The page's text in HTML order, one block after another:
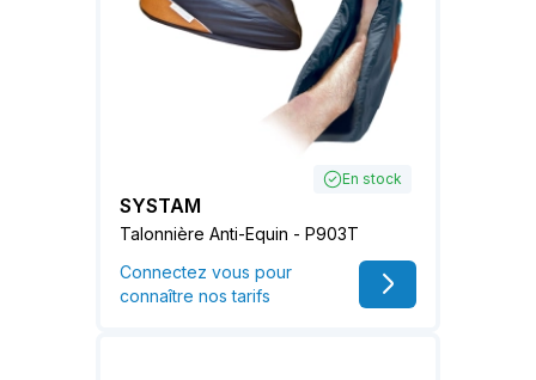
En stock
SYSTAM
Talonnière Anti-Equin - P903T
Connectez vous pour
connaître nos tarifs